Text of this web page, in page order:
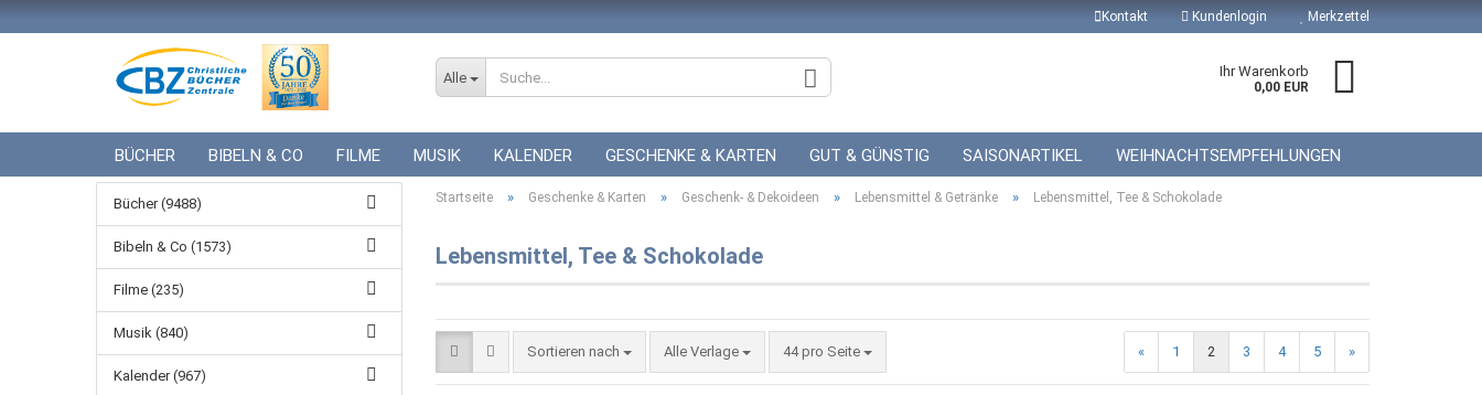
Kontakt Kundenlogin
Konto erstellen
Merkzettel
Alle Ihr Warenkorb
0,00 EUR
BÜCHER BIBELN & CO FILME MUSIK KALENDER GESCHENKE & KARTEN GUT & GÜNSTIG SAISONARTIKEL WEIHNACHTSEMPFEHLUNGEN
ICF BÜCHER GESCHENKE ZUR HOCHZEIT GUTSCHEINE
Startseite » Geschenke & Karten » Geschenk- & Dekoideen » Lebensmittel & Getränke » Lebensmittel, Tee & Schokolade
Lebensmittel, Tee & Schokolade
Sortieren nach Alle Verlage 44 pro Seite « 1 2 3 4 5 »
Bücher (9488)
Bibeln & Co (1573)
Filme (235)
Musik (840)
Kalender (967)